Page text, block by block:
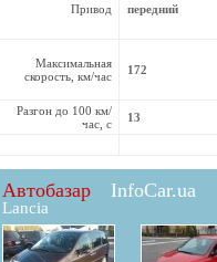
Привод передний
Максимальная
скорость, км/час
172
Разгон до 100 км/
час, с
13
Автобазар InfoCar.ua
Lancia